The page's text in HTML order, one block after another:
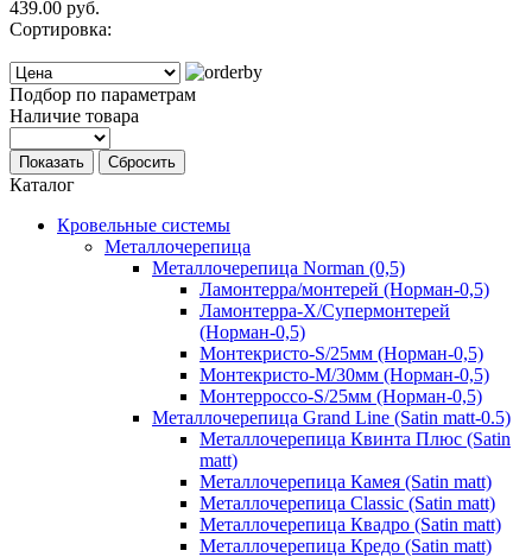
439.00 руб.
Сортировка:
Подбор по параметрам
Наличие товара
Показать Сбросить
Каталог
Кровельные системы
Металлочерепица
Металлочерепица Norman (0,5)
Ламонтерра/монтерей (Норман-0,5)
Ламонтерра-Х/Супермонтерей
(Норман-0,5)
Монтекристо-S/25мм (Норман-0,5)
Монтекристо-M/30мм (Норман-0,5)
Монтерроссо-S/25мм (Норман-0,5)
Металлочерепица Grand Line (Satin matt-0.5)
Металлочерепица Квинта Плюс (Satin
matt)
Металлочерепица Камея (Satin matt)
Металлочерепица Classic (Satin matt)
Металлочерепица Квадро (Satin matt)
Металлочерепица Кредо (Satin matt)